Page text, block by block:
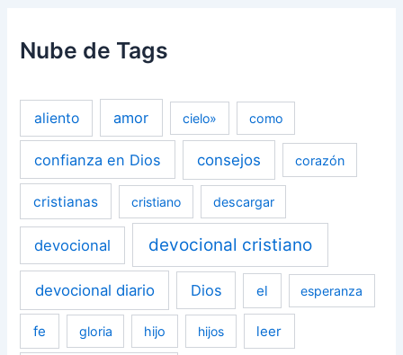
Nube de Tags
aliento amor cielo» como
confianza en Dios consejos corazón
cristianas cristiano descargar
devocional devocional cristiano
devocional diario Dios el esperanza
fe gloria hijo hijos leer